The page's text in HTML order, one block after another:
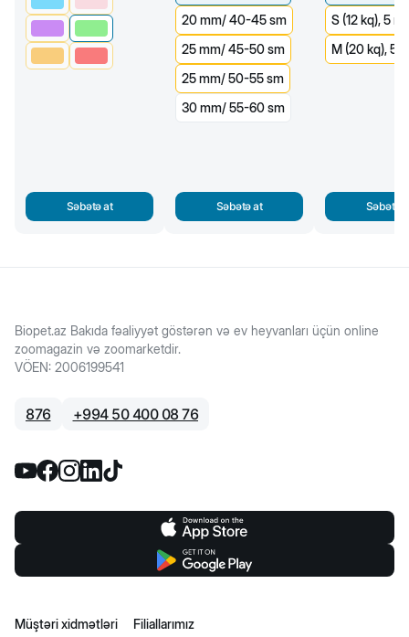
Səbətə at
20 mm/ 40-45 sm
25 mm/ 45-50 sm
25 mm/ 50-55 sm
30 mm/ 55-60 sm
Səbətə at
S (12 kq), 5 m
M (20 kq), 5
Səbətə
Biopet.az Bakıda fəaliyyət göstərən və ev heyvanları üçün online
zoomagazin və zoomarketdir.
VÖEN: 2006199541
876 +994 50 400 08 76
Müştəri xidmətləri
Filiallarımız